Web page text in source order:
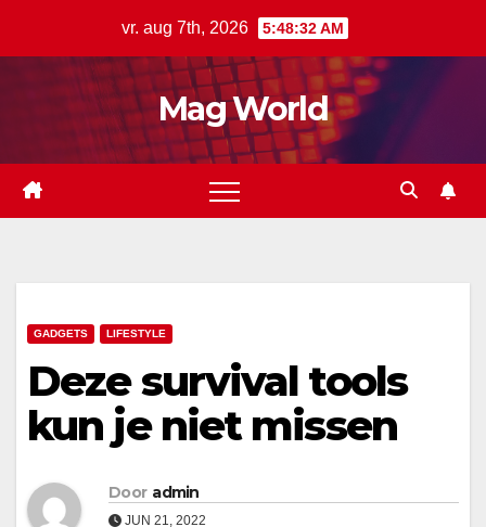
vr. aug 7th, 2026 5:48:32 AM
Mag World
GADGETS LIFESTYLE
Deze survival tools
kun je niet missen
Door admin
JUN 21, 2022